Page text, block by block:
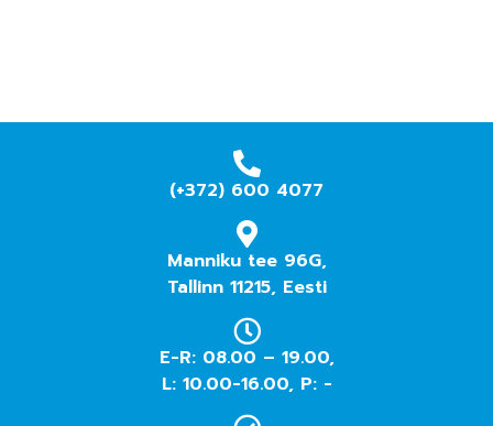
(+372) 600 4077
Manniku tee 96G,
Tallinn 11215, Eesti
E-R: 08.00 – 19.00,
L: 10.00-16.00, P: -